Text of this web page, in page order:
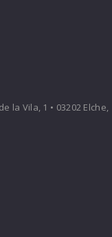
la Vila, 1 • 03202 Elche,